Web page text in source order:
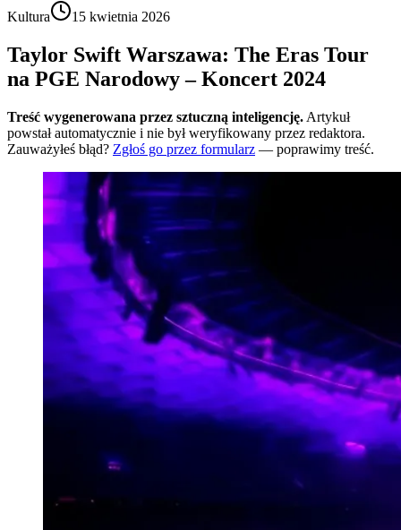
Kultura
15 kwietnia 2026
Taylor Swift Warszawa: The Eras Tour
na PGE Narodowy – Koncert 2024
Treść wygenerowana przez sztuczną inteligencję. Artykuł
powstał automatycznie i nie był weryfikowany przez redaktora.
Zauważyłeś błąd? Zgłoś go przez formularz — poprawimy treść.